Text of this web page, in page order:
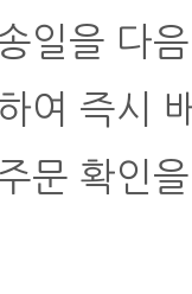
일을 다
여 즉시
문 확인을